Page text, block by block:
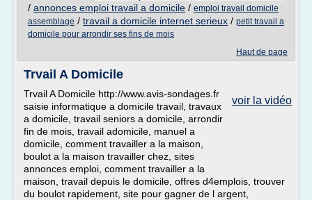
/ annonces emploi travail a domicile / emploi travail domicile
assemblage / travail a domicile internet serieux / petit travail a
domicile pour arrondir ses fins de mois
Haut de page
Trvail A Domicile
voir la vidéo
Trvail A Domicile http://www.avis-sondages.fr
saisie informatique a domicile travail, travaux
a domicile, travail seniors a domicile, arrondir
fin de mois, travail adomicile, manuel a
domicile, comment travailler a la maison,
boulot a la maison travailler chez, sites
annonces emploi, comment travailler a la
maison, travail depuis le domicile, offres d4emplois, trouver
du boulot rapidement, site pour gagner de l argent,